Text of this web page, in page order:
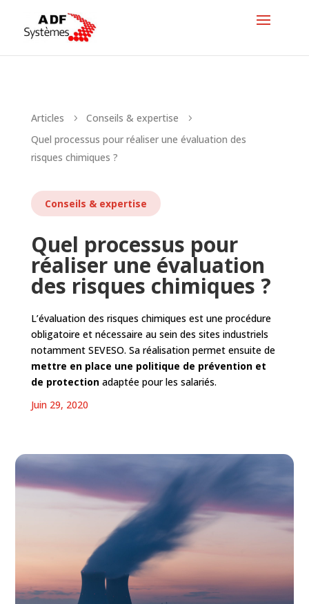
Articles 5 Conseils & expertise 5
Quel processus pour réaliser une évaluation des
risques chimiques ?
Conseils & expertise
Quel processus pour
réaliser une évaluation
des risques chimiques ?
L’évaluation des risques chimiques est une procédure
obligatoire et nécessaire au sein des sites industriels
notamment SEVESO. Sa réalisation permet ensuite de
mettre en place une politique de prévention et
de protectionadaptée pour les salariés.
Juin 29, 2020